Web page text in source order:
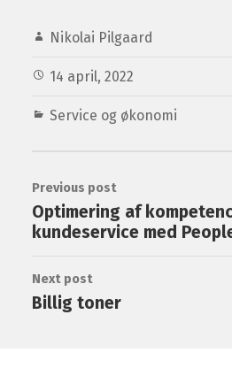
Nikolai Pilgaard
14 april, 2022
Service og økonomi
Previous post
Optimering af
kundeservice med
Next post
Billig toner